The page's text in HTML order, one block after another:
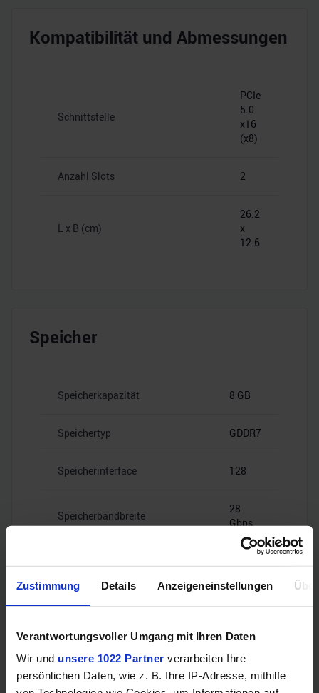
Zustimmung Details Anzeigeneinstellungen
Verantwortungsvoller Umgang mit Ihren Daten
Wir und unsere 1022 Partner verarbeiten Ihre
persönlichen Daten, wie z. B. Ihre IP-Adresse, mithilfe
Kompatibilität und Abmessungen
Schnittstelle
PCIe
5.0
x16
(x8)
Anzahl Slots 2
L x B (cm)
26.2
x
12.6
Speicher
Speicherkapazität 8 GB
Speichertyp GDDR7
Speicherinterface 128
Speicherbandbreite
28
Gbps
HDMI
1x HDMI
2.1b